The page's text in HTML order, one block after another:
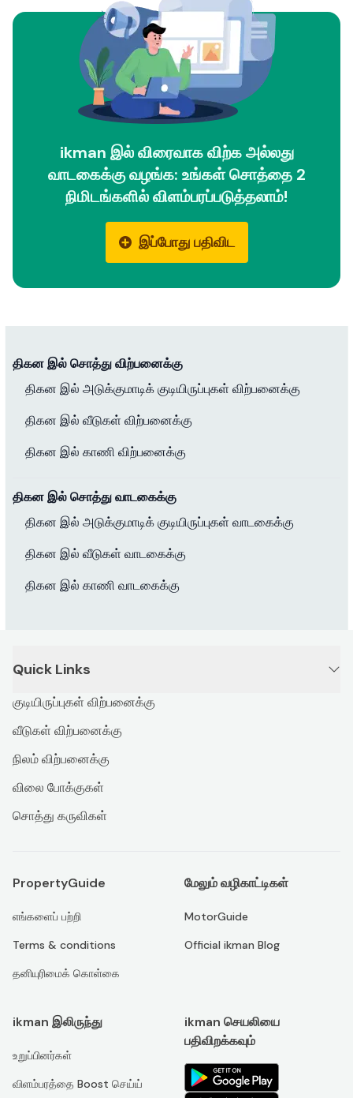
ikman இல் விரைவாக விற்க அல்லது
வாடகைக்கு வழங்க: உங்கள் சொத்தை 2
நிமிடங்களில் விளம்பரப்படுத்தலாம்!
இப்போது பதிவிட
திகன இல் சொத்து விற்பனைக்கு
திகன இல் அடுக்குமாடிக் குடியிருப்புகள் விற்பனைக்கு
திகன இல் வீடுகள் விற்பனைக்கு
திகன இல் காணி விற்பனைக்கு
திகன இல் சொத்து வாடகைக்கு
திகன இல் அடுக்குமாடிக் குடியிருப்புகள் வாடகைக்கு
திகன இல் வீடுகள் வாடகைக்கு
திகன இல் காணி வாடகைக்கு
Quick Links
குடியிருப்புகள் விற்பனைக்கு
வீடுகள் விற்பனைக்கு
நிலம் விற்பனைக்கு
விலை போக்குகள்
சொத்து கருவிகள்
PropertyGuide
எங்களைப் பற்றி
Terms & conditions
தனியுரிமைக் கொள்கை
மேலும் வழிகாட்டிகள்
MotorGuide
Official ikman Blog
ikman இலிருந்து
உறுப்பினர்கள்
விளம்பரத்தை Boost செய்ய்
ikman செயலியை
பதிவிறக்கவும்